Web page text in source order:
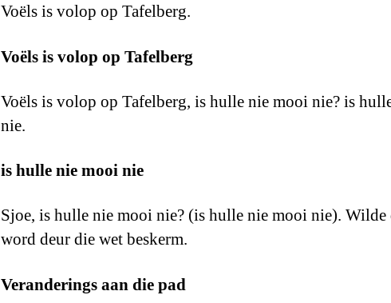
Voëls is volop op Tafelberg.
Voëls is volop op Tafelberg
Voëls is volop op Tafelberg, is hulle nie mooi nie? is
nie.
is hulle nie mooi nie
Sjoe, is hulle nie mooi nie? (is hulle nie mooi nie). Wilde
word deur die wet beskerm.
Veranderings aan die pad